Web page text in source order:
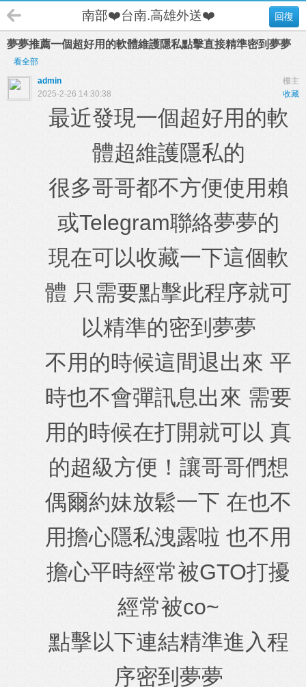
回復
南部❤️台南.高雄外送❤️
夢夢推薦一個超好用的軟體維護隱私點擊直接精準密到夢夢
看全部
樓主
admin
收藏
2025-2-26 14:30:38
最近發現一個超好用的軟
體超維護隱私的
很多哥哥都不方便使用賴
或Telegram聯絡夢夢的
現在可以收藏一下這個軟
體 只需要點擊此程序就可
以精準的密到夢夢
不用的時候這間退出來 平
時也不會彈訊息出來 需要
用的時候在打開就可以 真
的超級方便！讓哥哥們想
偶爾約妹放鬆一下 在也不
用擔心隱私洩露啦 也不用
擔心平時經常被GTO打擾
經常被co~
點擊以下連結精準進入程
序密到夢夢